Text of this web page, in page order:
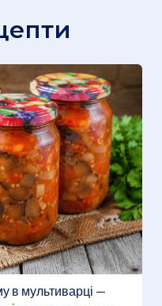
в мультиварці —